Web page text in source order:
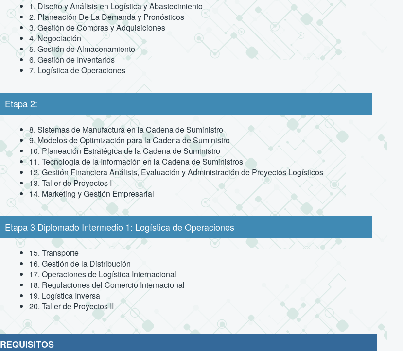
1. Diseño y Análisis en Logística y Abastecimiento
2. Planeación De La Demanda y Pronósticos
3. Gestión de Compras y Adquisiciones
4. Negociación
5. Gestión de Almacenamiento
6. Gestión de Inventarios
7. Logística de Operaciones
Etapa 2:
8. Sistemas de Manufactura en la Cadena de Suministro
9. Modelos de Optimización para la Cadena de Suministro
10. Planeación Estratégica de la Cadena de Suministro
11. Tecnología de la Información en la Cadena de Suministros
12. Gestión Financiera Análisis, Evaluación y Administración de Proyectos Logísticos
13. Taller de Proyectos I
14. Marketing y Gestión Empresarial
Etapa 3 Diplomado Intermedio 1: Logística de Operaciones
15. Transporte
16. Gestión de la Distribución
17. Operaciones de Logística Internacional
18. Regulaciones del Comercio Internacional
19. Logística Inversa
20. Taller de Proyectos II
REQUISITOS